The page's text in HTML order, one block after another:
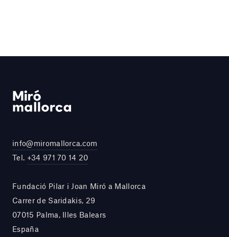
info@miromallorca.com
Tel. +34 971 70 14 20
Fundació Pilar i Joan Miró a Mallorca
Carrer de Saridakis, 29
07015 Palma, Illes Balears
España